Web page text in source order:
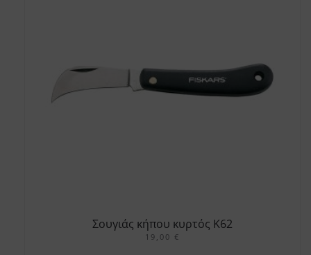
Σουγιάς κήπου κυρτός K62
19,00 €